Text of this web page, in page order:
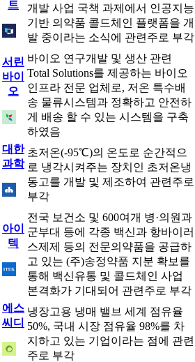
트
개발 사업 국책 과제에서 인공지능
기반 의약품 콜드체인 플랫폼을 개
발 중이라는 소식에 관련주로 부각
서린
바이
오
바이오 연구개발 및 생산 관련
Total Solutions를 제공하는 바이오
인프라 전문 업체로, 저온 특수배
송 물류시스템과 정확하고 안전하
게 배송 할 수 있는 시스템을 구축
하였음
대한
과학
초저온(-95℃)의 온도로 순간적으
로 냉각시켜주는 장치인 초저온냉
동고를 개발 및 제조하여 관련주로
부각
아이
텍
전국 보건소 및 600여개 병·의원과
군부대 등에 각종 백신과 항바이러
스제제 등의 전문의약품을 공급하
고 있는 (주)송정약품 지분 확보를
통해 백신유통 및 콜드체인 사업
본격화가 기대되어 관련주로 부각
에스
씨디
냉장고용 냉매 밸브 세계 점유율
50%, 국내 시장 점유율 98%를 차
지하고 있는 기업이라는 점에 관련
주로 부각